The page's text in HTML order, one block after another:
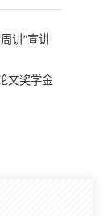
讲”宣讲
文奖学金